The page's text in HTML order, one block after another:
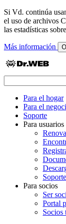
Si Vd. continúa
el uso de archivos
las estadísticas
Más información
Para el hogar
Para el
Soporte
Para usuarios
Para socios
Ser
Portal
Socios